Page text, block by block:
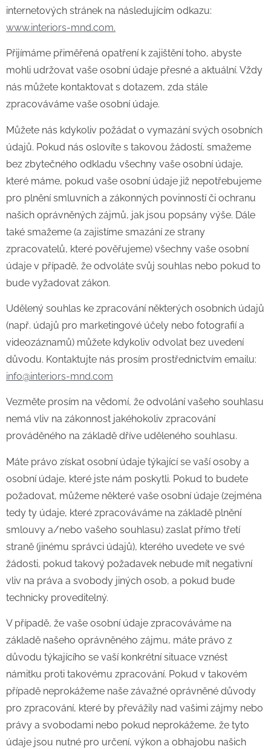
internetových stránek na následujícím odkazu:
www.interiors-mnd.com.
Přijímáme přiměřená opatření k zajištění toho, abyste
mohli udržovat vaše osobní údaje přesné a aktuální. Vždy
nás můžete kontaktovat s dotazem, zda stále
zpracováváme vaše osobní údaje.
Můžete nás kdykoliv požádat o vymazání svých osobních
údajů. Pokud nás oslovíte s takovou žádostí, smažeme
bez zbytečného odkladu všechny vaše osobní údaje,
které máme, pokud vaše osobní údaje již nepotřebujeme
pro plnění smluvních a zákonných povinností či ochranu
našich oprávněných zájmů, jak jsou popsány výše. Dále
také smažeme (a zajistíme smazání ze strany
zpracovatelů, které pověřujeme) všechny vaše osobní
údaje v případě, že odvoláte svůj souhlas nebo pokud to
bude vyžadovat zákon.
Udělený souhlas ke zpracování některých osobních údajů
(např. údajů pro marketingové účely nebo fotografií a
videozáznamů) můžete kdykoliv odvolat bez uvedení
důvodu. Kontaktujte nás prosím prostřednictvím emailu:
info@interiors-mnd.com
Vezměte prosím na vědomí, že odvolání vašeho souhlasu
nemá vliv na zákonnost jakéhokoliv zpracování
prováděného na základě dříve uděleného souhlasu.
Máte právo získat osobní údaje týkající se vaší osoby a
osobní údaje, které jste nám poskytli. Pokud to budete
požadovat, můžeme některé vaše osobní údaje (zejména
tedy ty údaje, které zpracováváme na základě plnění
smlouvy a/nebo vašeho souhlasu) zaslat přímo třetí
straně (jinému správci údajů), kterého uvedete ve své
žádosti, pokud takový požadavek nebude mít negativní
vliv na práva a svobody jiných osob, a pokud bude
technicky proveditelný.
V případě, že vaše osobní údaje zpracováváme na
základě našeho oprávněného zájmu, máte právo z
důvodu týkajícího se vaší konkrétní situace vznést
námitku proti takovému zpracování. Pokud v takovém
případě neprokážeme naše závažné oprávněné důvody
pro zpracování, které by převážily nad vašimi zájmy nebo
právy a svobodami nebo pokud neprokážeme, že tyto
údaje jsou nutné pro určení, výkon a obhajobu našich